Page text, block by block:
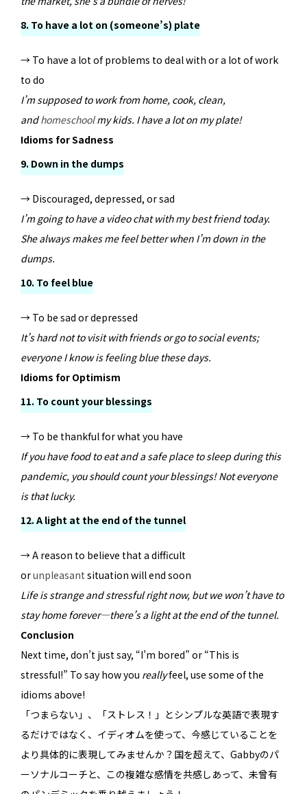
8. To have a lot on (someone’s) plate
→ To have a lot of problems to deal with or a lot of work
to do
I’m supposed to work from home, cook, clean,
andhomeschoolmy kids. I have a lot on my plate!
Idioms for Sadness
9. Down in the dumps
→ Discouraged, depressed, or sad
I’m going to have a video chat with my best friend today.
She always makes me feel better when I’m down in the
dumps.
10. To feel blue
→ To be sad or depressed
It’s hard not to visit with friends or go to social events;
everyone I know is feeling blue these days.
Idioms for Optimism
11. To count your blessings
→ To be thankful for what you have
If you have food to eat and a safe place to sleep during this
pandemic, you should count your blessings! Not everyone
is that lucky.
12. A light at the end of the tunnel
→ A reason to believe that a difficult
orunpleasant situation will end soon
Life is strange and stressful right now, but we won’t have to
stay home forever—there’s a light at the end of the tunnel.
Conclusion
Next time, don’t just say, “I’m bored” or “This is
stressful!” To say how you reallyfeel, use some of the
idioms above!
「つまらない」、「ストレス！」とシンプルな英語で表現す
るだけではなく、イディオムを使って、今感じていることを
より具体的に表現してみませんか？国を超えて、Gabbyのパ
ーソナルコーチと、この複雑な感情を共感しあって、未曾有